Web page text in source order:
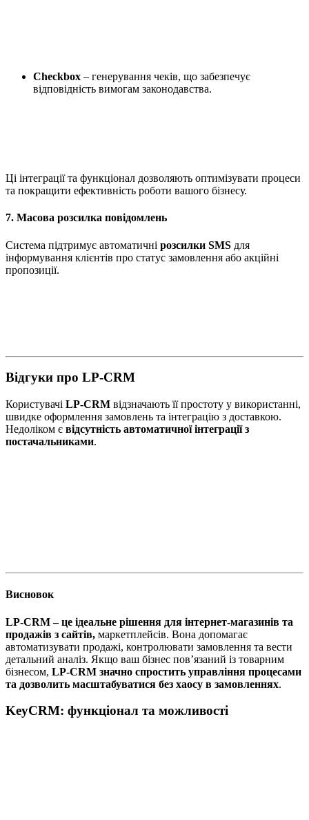
Checkbox – генерування чеків, що забезпечує
відповідність вимогам законодавства.
Ці інтеграції та функціонал дозволяють оптимізувати процеси
та покращити ефективність роботи вашого бізнесу.
7. Масова розсилка повідомлень
Система підтримує автоматичні розсилки SMS для
інформування клієнтів про статус замовлення або акційні
пропозиції.
Відгуки про LP-CRM
Користувачі LP-CRM відзначають її простоту у використанні,
швидке оформлення замовлень та інтеграцію з доставкою.
Недоліком є відсутність автоматичної інтеграції з
постачальниками.
Висновок
LP-CRM – це ідеальне рішення для інтернет-магазинів та
продажів з сайтів, маркетплейсів. Вона допомагає
автоматизувати продажі, контролювати замовлення та вести
детальний аналіз. Якщо ваш бізнес пов’язаний із товарним
бізнесом, LP-CRM значно спростить управління процесами
та дозволить масштабуватися без хаосу в замовленнях.
KeyCRM: функціонал та можливості